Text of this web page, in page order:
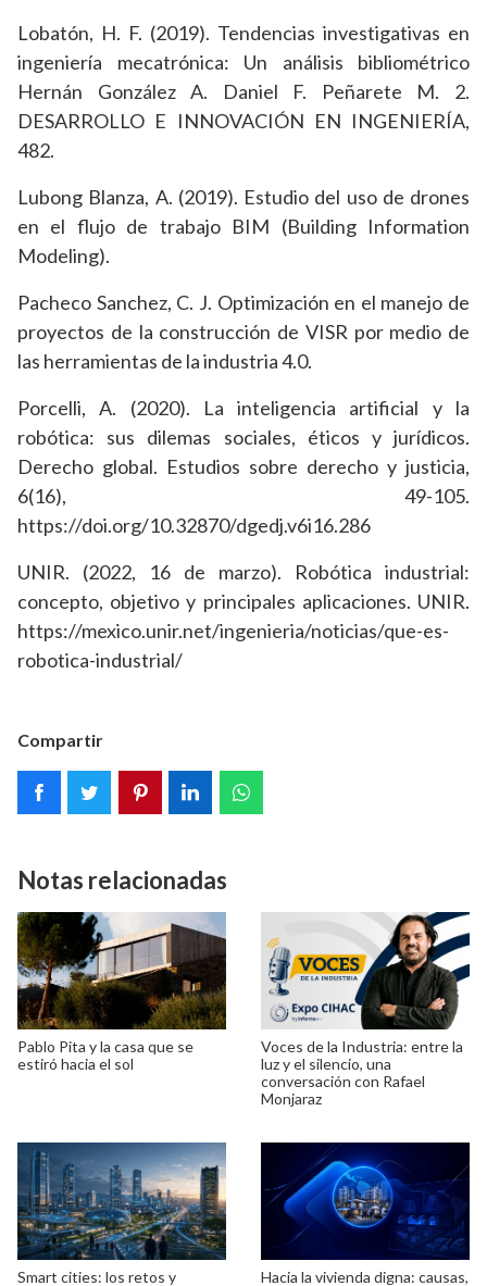
Lobatón, H. F. (2019). Tendencias investigativas en
ingeniería mecatrónica: Un análisis bibliométrico
Hernán González A. Daniel F. Peñarete M. 2.
DESARROLLO E INNOVACIÓN EN INGENIERÍA,
482.
Lubong Blanza, A. (2019). Estudio del uso de drones
en el flujo de trabajo BIM (Building Information
Modeling).
Pacheco Sanchez, C. J. Optimización en el manejo de
proyectos de la construcción de VISR por medio de
las herramientas de la industria 4.0.
Porcelli, A. (2020). La inteligencia artificial y la
robótica: sus dilemas sociales, éticos y jurídicos.
Derecho global. Estudios sobre derecho y justicia,
6(16), 49-105.
https://doi.org/10.32870/dgedj.v6i16.286
UNIR. (2022, 16 de marzo). Robótica industrial:
concepto, objetivo y principales aplicaciones. UNIR.
https://mexico.unir.net/ingenieria/noticias/que-es-
robotica-industrial/
Compartir
Notas relacionadas
Pablo Pita y la casa que se
estiró hacia el sol
Voces de la Industria: entre la
luz y el silencio, una
conversación con Rafael
Monjaraz
Smart cities: los retos y
Hacia la vivienda digna: causas,